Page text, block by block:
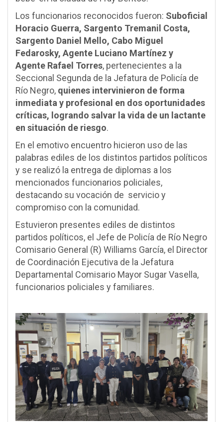
Los funcionarios reconocidos fueron: Suboficial
Horacio Guerra, Sargento Tremanil Costa,
Sargento Daniel Mello, Cabo Miguel
Fedarosky, Agente Luciano Martínez y
Agente Rafael Torres, pertenecientes a la
Seccional Segunda de la Jefatura de Policía de
Río Negro, quienes intervinieron de forma
inmediata y profesional en dos oportunidades
críticas, logrando salvar la vida de un lactante
en situación de riesgo.
En el emotivo encuentro hicieron uso de las
palabras ediles de los distintos partidos políticos
y se realizó la entrega de diplomas a los
mencionados funcionarios policiales,
destacando su vocación de servicio y
compromiso con la comunidad.
Estuvieron presentes ediles de distintos
partidos políticos, el Jefe de Policía de Río Negro
Comisario General (R) Williams García, el Director
de Coordinación Ejecutiva de la Jefatura
Departamental Comisario Mayor Sugar Vasella,
funcionarios policiales y familiares.